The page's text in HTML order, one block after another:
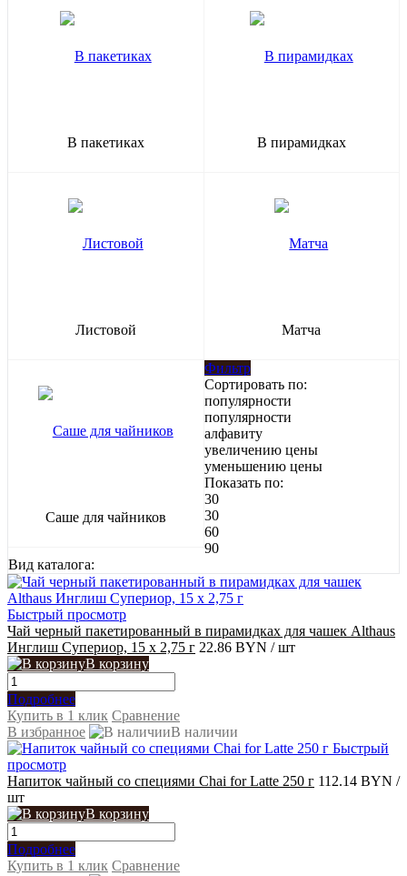
В пакетиках В пирамидках
Листовой Матча
Саше для чайников
Фильтр
Сортировать по:
популярности
популярности
алфавиту
увеличению цены
уменьшению цены
Показать по:
30
30
60
90
Вид каталога:
Быстрый просмотр
Чай черный пакетированный в пирамидках для чашек Althaus
Инглиш Супериор, 15 x 2,75 г 22.86 BYN / шт
В корзину
Подробнее
Купить в 1 клик Сравнение
В избранное
В наличии
Быстрый
просмотр
Напиток чайный со специями Chai for Latte 250 г 112.14 BYN /
шт
В корзину
Подробнее
Купить в 1 клик Сравнение